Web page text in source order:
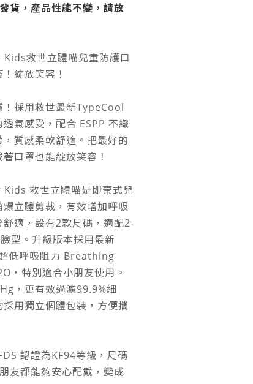
貨，產品性能不變，請放
救世立體喵兒童防護口
綻放笑容！
！採用救世最新TypeCool
氣感受，配合 ESPP 不織
質感柔軟舒適。把最好的
口罩也能綻放笑容！
救世立體喵是即棄式兒
立體剪裁，有效增加呼吸
適，設有2款尺碼，適配2-
型。升級版本採用最新
低呼吸阻力 Breathing
，特別適合小朋友使用。
，更有效過濾99.9%細
用獨立個體包裝，方便攜
認證為KF94等級，尺碼
友都能夠安心配戴，變成